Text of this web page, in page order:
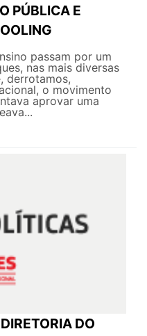
PÚBLICA E
passam por um
nas mais diversas
derrotamos,
o movimento
aprovar uma
DO